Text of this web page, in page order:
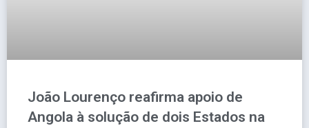
João Lourenço reafirma apoio de
Angola à solução de dois Estados na